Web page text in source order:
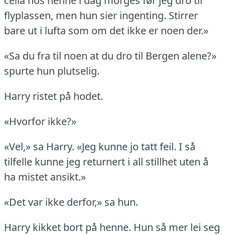
flyplassen, men hun sier ingenting. Stirrer
bare ut i lufta som om det ikke er noen der.»
«Sa du fra til noen at du dro til Bergen alene?»
spurte hun plutselig.
Harry ristet på hodet.
«Hvorfor ikke?»
«Vel,» sa Harry. «Jeg kunne jo tatt feil. I så
tilfelle kunne jeg returnert i all stillhet uten å
ha mistet ansikt.»
«Det var ikke derfor,» sa hun.
Harry kikket bort på henne. Hun så mer lei seg